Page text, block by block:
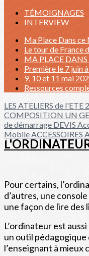
TÉMOIGNAGES
INTERVIEW
Ma Place Dans ce
Le tour de France
MA PLACE
Première le 7 juin
9, 10 et 11 mai
Ressources
LES ATELIERS de l'ETE
COMPOSITION UN
de démarrage DEVIS
MobileACCESSOIRES
Pour certains,
d’autres, une
une façon de lire des
L’ordinateur est
un outil pédagogique
l’enseignant à mieux